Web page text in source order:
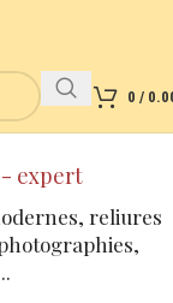
0 /
- expert
reliures